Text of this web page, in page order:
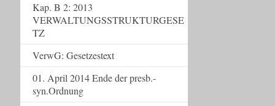
Kap. B 2: 2013
VERWALTUNGSSTRUKTURGESE
TZ
VerwG: Gesetzestext
01. April 2014 Ende der presb.-
syn.Ordnung